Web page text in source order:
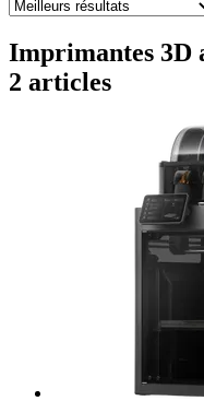
Imprimantes 3D
2 articles